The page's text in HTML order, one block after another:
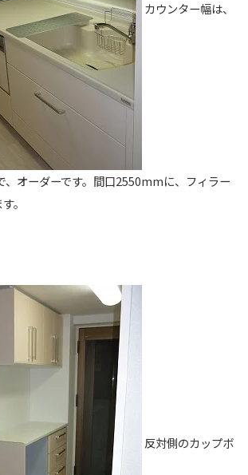
カウンター幅は、
オーダーです。間口2550mmに、フィラー
。
反対側のカップボ